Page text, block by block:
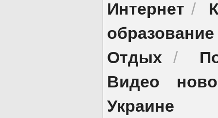
Интернет /
образование
Отдых /
Видео
Украине